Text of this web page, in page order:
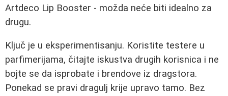
Artdeco Lip Booster - možda neće biti idealno za
drugu.
Ključ je u eksperimentisanju. Koristite testere u
parfimerijama, čitajte iskustva drugih korisnica i ne
bojte se da isprobate i brendove iz dragstora.
Ponekad se pravi dragulj krije upravo tamo. Bez